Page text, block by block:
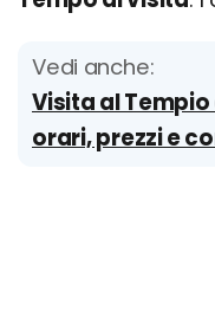
Vedi anche:
Visita al
orari, prezzi e